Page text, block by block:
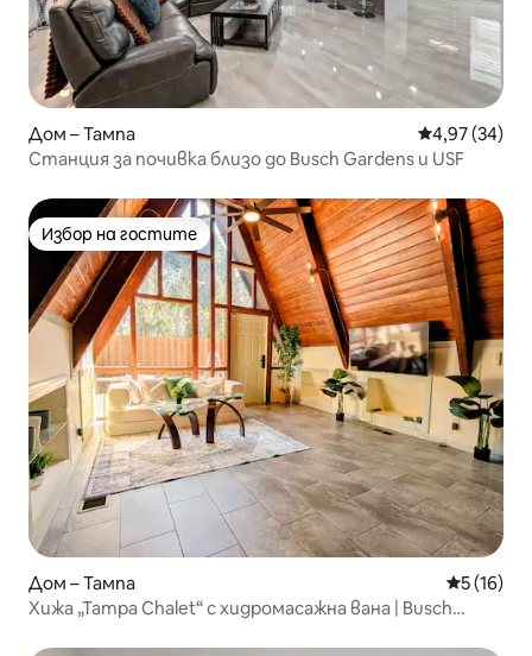
Дом – Тампа Средна
4,97 (34)
Станция за почивка близо до Busch Gardens и USF
Избор на гостите
Избор на гостите
Дом – Тампа Средна
5 (16)
Хижа „Tampa Chalet“ с хидромасажна вана | Busch